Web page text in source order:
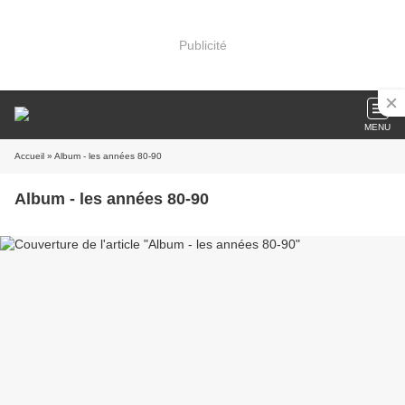
Publicité
MENU
Accueil » Album - les années 80-90
Album - les années 80-90